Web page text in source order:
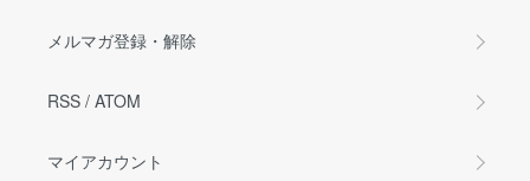
メルマガ登録・解除
RSS / ATOM
マイアカウント